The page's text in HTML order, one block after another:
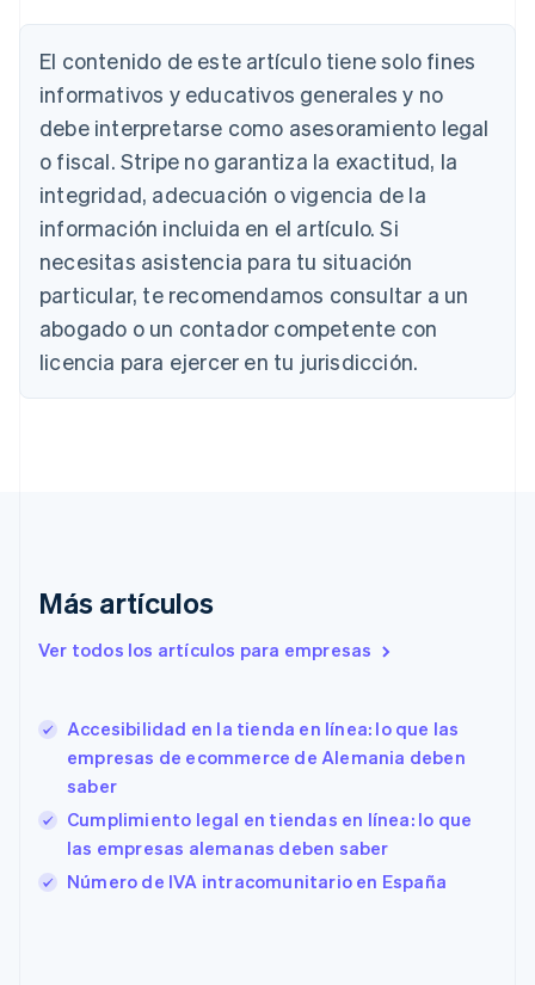
El contenido de este artículo tiene solo fines
informativos y educativos generales y no
debe interpretarse como asesoramiento legal
o fiscal. Stripe no garantiza la exactitud, la
integridad, adecuación o vigencia de la
información incluida en el artículo. Si
necesitas asistencia para tu situación
particular, te recomendamos consultar a un
abogado o un contador competente con
licencia para ejercer en tu jurisdicción.
Más artículos
Ver todos los artículos para empresas
Accesibilidad en la tienda en línea: lo que las
empresas de ecommerce de Alemania deben
saber
Cumplimiento legal en tiendas en línea: lo que
las empresas alemanas deben saber
Número de IVA intracomunitario en España
Australia
Austria
DeutschEnglish
Bélgica
Nederlands Français Deutsch English
Brasil
Português English
Bulgaria
English
Canadá
English Français
China continental
简体中文 English
Chipre
Croacia
Eslovenia
España
EnglishEspañol简体中文
Estonia
English
Finlandia
English Svenska
Francia
Gibraltar